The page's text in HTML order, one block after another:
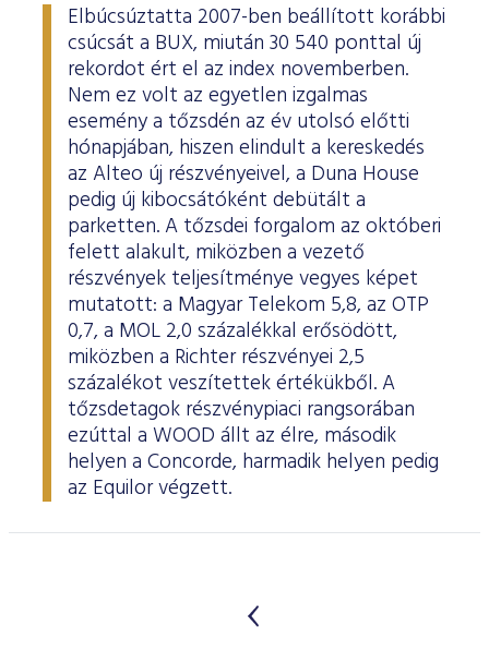
Elbúcsúztatta 2007-ben beállított korábbi
csúcsát a BUX, miután 30 540 ponttal új
rekordot ért el az index novemberben.
Nem ez volt az egyetlen izgalmas
esemény a tőzsdén az év utolsó előtti
hónapjában, hiszen elindult a kereskedés
az Alteo új részvényeivel, a Duna House
pedig új kibocsátóként debütált a
parketten. A tőzsdei forgalom az októberi
felett alakult, miközben a vezető
részvények teljesítménye vegyes képet
mutatott: a Magyar Telekom 5,8, az OTP
0,7, a MOL 2,0 százalékkal erősödött,
miközben a Richter részvényei 2,5
százalékot veszítettek értékükből. A
tőzsdetagok részvénypiaci rangsorában
ezúttal a WOOD állt az élre, második
helyen a Concorde, harmadik helyen pedig
az Equilor végzett.